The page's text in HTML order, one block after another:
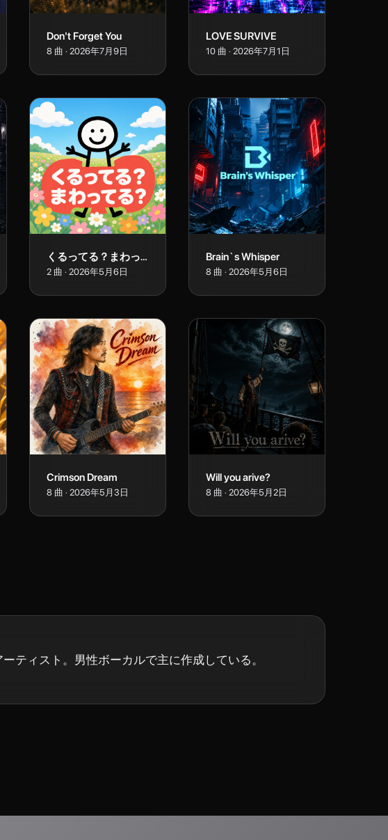
Don't Forget You
8 曲 · 2026年7月9日
LOVE SURVIVE
10 曲 · 2026年7月1日
くるってる？まわってる？
2 曲 · 2026年5月6日
Brain`s Whisper
8 曲 · 2026年5月6日
Crimson Dream
8 曲 · 2026年5月3日
Will you arive?
8 曲 · 2026年5月2日
ティスト。男性ボーカルで主に作成している。